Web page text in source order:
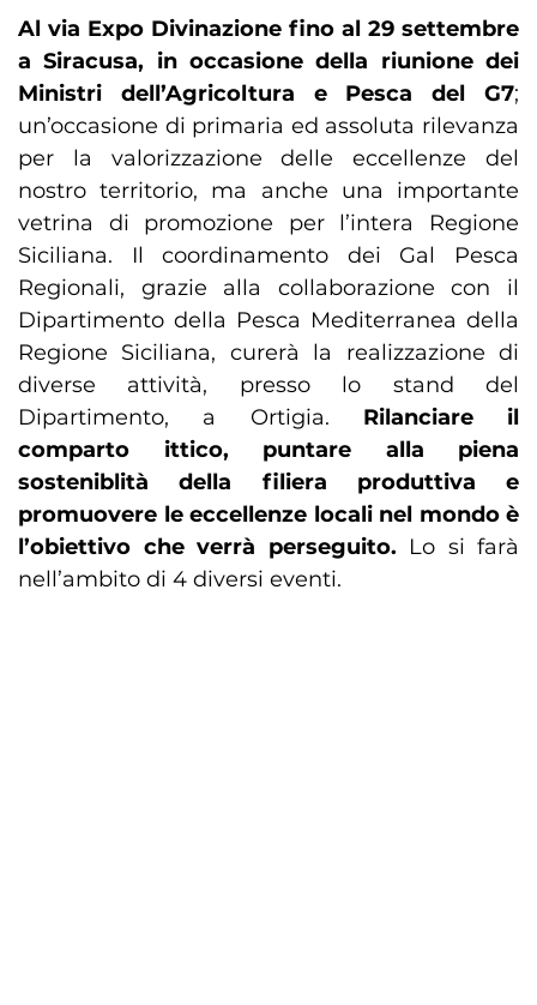
Al via Expo Divinazione fino al 29 settembre
a Siracusa, in occasione della riunione dei
Ministri dell’Agricoltura e Pesca del G7;
un’occasione di primaria ed assoluta rilevanza
per la valorizzazione delle eccellenze del
nostro territorio, ma anche una importante
vetrina di promozione per l’intera Regione
Siciliana. Il coordinamento dei Gal Pesca
Regionali, grazie alla collaborazione con il
Dipartimento della Pesca Mediterranea della
Regione Siciliana, curerà la realizzazione di
diverse attività, presso lo stand del
Dipartimento, a Ortigia. Rilanciare il
comparto ittico, puntare alla piena
sosteniblità della filiera produttiva e
promuovere le eccellenze locali nel mondo è
l’obiettivo che verrà perseguito. Lo si farà
nell’ambito di 4 diversi eventi.